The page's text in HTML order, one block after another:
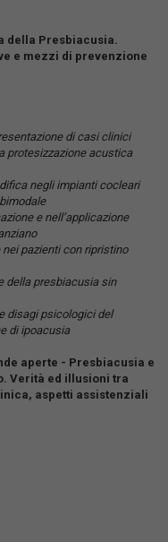
della Presbiacusia.
e mezzi di prevenzione
di casi clinici
protesizzazione acustica
negli impianti cocleari
e nell’applicazione
pazienti con ripristino
della presbiacusia sin
disagi psicologici del
di ipoacusia
aperte - Presbiacusia e
Verità ed illusioni tra
aspetti assistenziali